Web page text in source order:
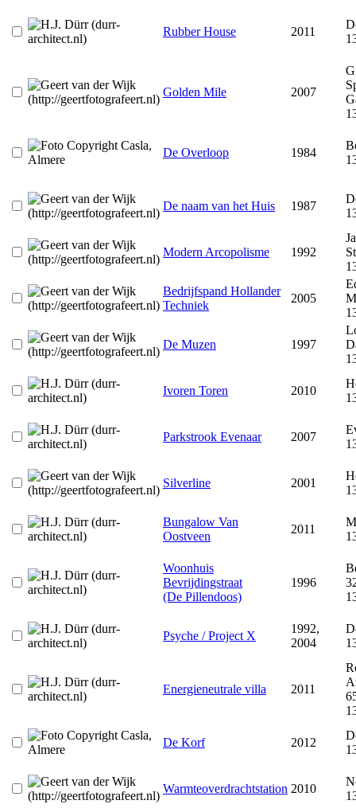
Rubber House 2011
Golden Mile 2007
De Overloop 1984
De naam van het Huis 1987
Modern Arcopolisme 1992
Bedrijfspand Hollander
Techniek
2005
De Muzen 1997
Ivoren Toren 2010
Parkstrook Evenaar 2007
Silverline 2001
Bungalow Van
Oostveen
2011
Woonhuis
Bevrijdingstraat
(De Pillendoos)
1996
Psyche / Project X
1992,
2004
Energieneutrale villa 2011
De Korf 2012
Warmteoverdrachtstation 2010